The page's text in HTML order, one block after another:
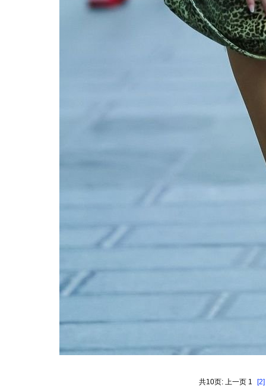
共10页: 上一页 1 [2]